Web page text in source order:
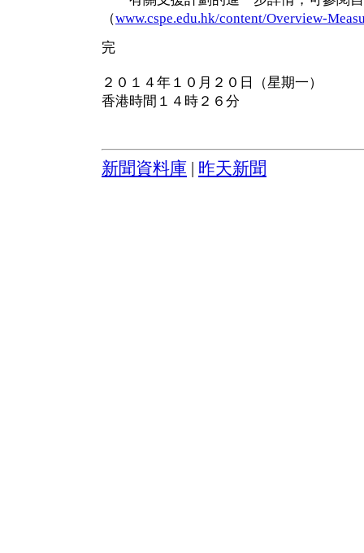
（www.cspe.edu.hk/content/Overview-
完
２０１４年１０月２０日（星期一）
香港時間１４時２６分
新聞資料庫 昨天新聞